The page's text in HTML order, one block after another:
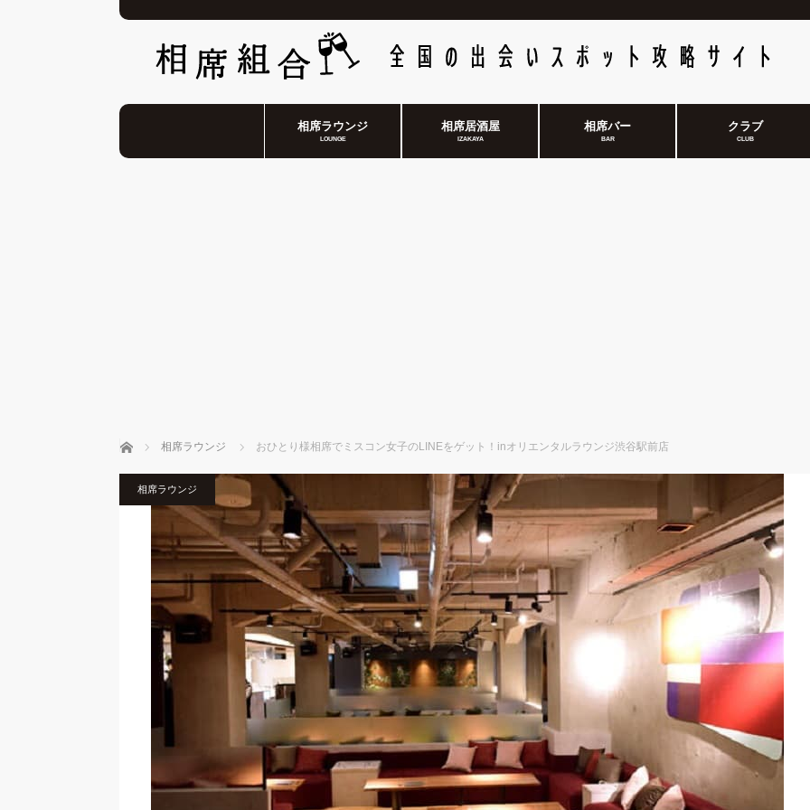
相席ラウンジ
LOUNGE
相席居酒屋
IZAKAYA
相席バー
BAR
クラブ
CLUB
ホーム 相席ラウンジ おひとり様相席でミスコン女子のLINEをゲット！inオリエンタルラウンジ渋谷駅前店
相席ラウンジ